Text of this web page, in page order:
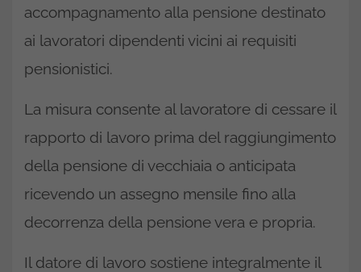
accompagnamento alla pensione destinato
ai lavoratori dipendenti vicini ai requisiti
pensionistici.
La misura consente al lavoratore di cessare il
rapporto di lavoro prima del raggiungimento
della pensione di vecchiaia o anticipata
ricevendo un assegno mensile fino alla
decorrenza della pensione vera e propria.
Il datore di lavoro sostiene integralmente il